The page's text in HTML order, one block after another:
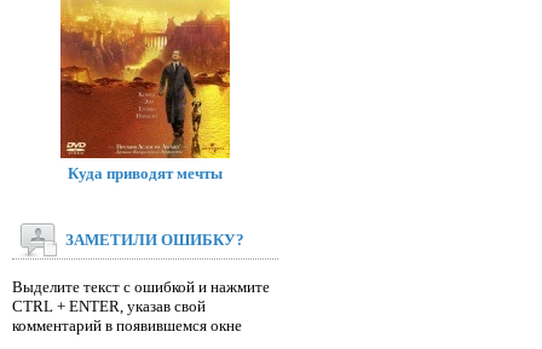
Куда приводят мечты
ЗАМЕТИЛИ ОШИБКУ?
Выделите текст с ошибкой и нажмите
CTRL + ENTER, указав свой
комментарий в появившемся окне